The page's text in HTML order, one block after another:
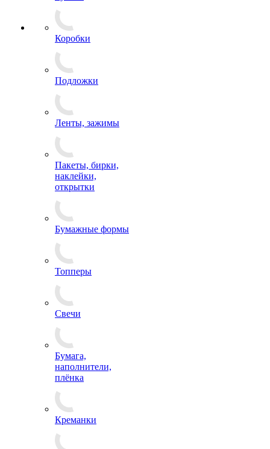
Коробки
Подложки
Ленты, зажимы
Пакеты, бирки,
наклейки,
открытки
Бумажные формы
Топперы
Свечи
Бумага,
наполнители,
плёнка
Креманки